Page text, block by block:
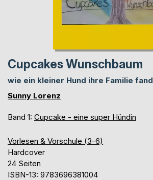
Cupcakes Wunschbaum
wie ein kleiner Hund ihre Familie fand
Sunny Lorenz
Band 1: Cupcake - eine super Hündin
Vorlesen & Vorschule (3-6)
Hardcover
24 Seiten
ISBN-13: 9783696381004